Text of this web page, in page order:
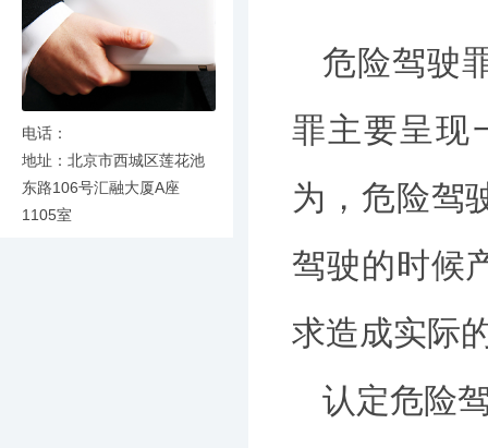
电话：
地址：北京市西城区莲花池
东路106号汇融大厦A座
1105室
危险驾驶
罪主要呈现
为，危险驾
驾驶的时候
求造成实际
认定危险